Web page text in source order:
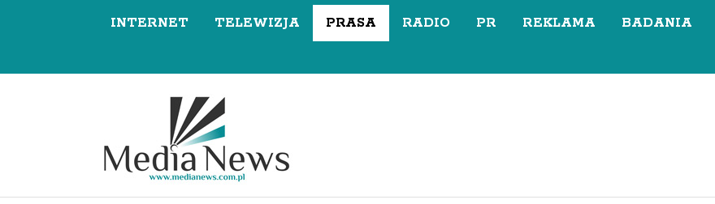
INTERNET TELEWIZJA PRASA RADIO PR REKLAMA BADANIA